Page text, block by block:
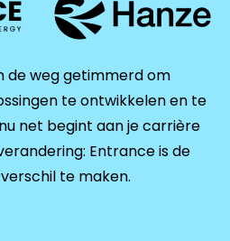
de weg getimmerd om
te ontwikkelen en te
net begint aan je carrière
Entrance is de
te maken.